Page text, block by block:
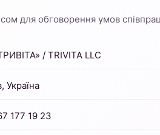
для обговорення умов
/ TRIVITA LLC
Україна
177 19 23